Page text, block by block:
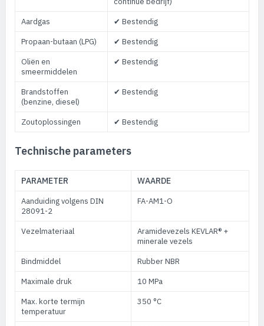
Aardgas
✔ Bestendig
Propaan-butaan (LPG)
✔ Bestendig
Oliën en
smeermiddelen
✔ Bestendig
Brandstoffen
(benzine, diesel)
✔ Bestendig
Zoutoplossingen ✔ Bestendig
Technische parameters
PARAMETER WAARDE
Aanduiding volgens DIN
28091-2
FA-AM1-O
Vezelmateriaal
Aramidevezels KEVLAR® +
minerale vezels
Bindmiddel
Rubber NBR
Maximale druk
10 MPa
Max. korte termijn
temperatuur
350 °C